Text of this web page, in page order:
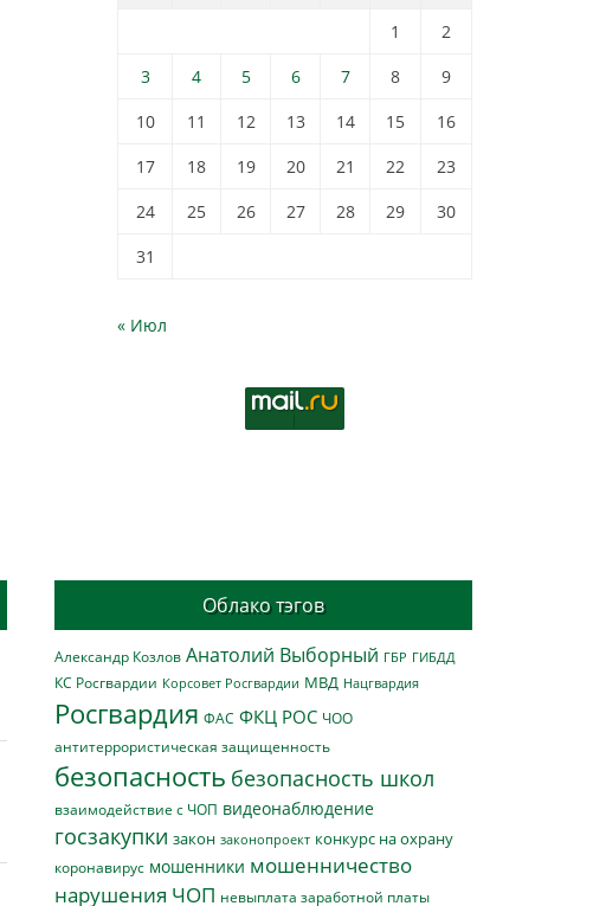
1
2
3
4 5 6 7 8
9
10
11 12 13 14 15
16
17
18 19 20 21 22
23
24
25 26 27 28 29
30
31
« Июл
Облако тэгов
Александр Козлов Анатолий Выборный ГБР ГИБДД
КС Росгвардии Корсовет Росгвардии МВД Нацгвардия
Росгвардия ФАС ФКЦ РОС ЧОО
антитеррористическая защищенность
безопасность безопасность школ
взаимодействие с ЧОП видеонаблюдение
госзакупки закон законопроект конкурс на охрану
коронавирус мошенники мошенничество
нарушения ЧОП невыплата заработной платы